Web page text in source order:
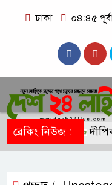
ঢাকা
০৪:৪৫
ব্রেকিং নিউজ :